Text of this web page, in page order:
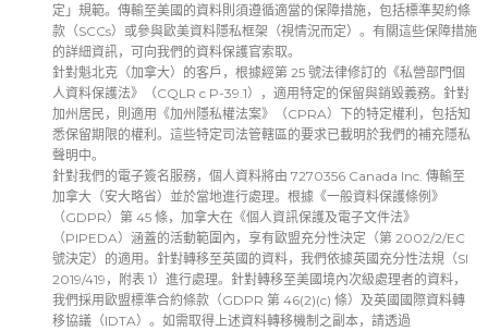
定」規範。傳輸至美國的資料則須遵循適當的保障措施，包括標準契約條
款（SCCs）或參與歐美資料隱私框架（視情況而定）。有關這些保障措施
的詳細資訊，可向我們的資料保護官索取。
針對魁北克（加拿大）的客戶，根據經第 25 號法律修訂的《私營部門個
人資料保護法》（CQLR c P-39.1），適用特定的保留與銷毀義務。針對
加州居民，則適用《加州隱私權法案》（CPRA）下的特定權利，包括知
悉保留期限的權利。這些特定司法管轄區的要求已載明於我們的補充隱私
聲明中。
針對我們的電子簽名服務，個人資料將由 7270356 Canada Inc. 傳輸至
加拿大（安大略省）並於當地進行處理。根據《一般資料保護條例》
（GDPR）第 45 條，加拿大在《個人資訊保護及電子文件法》
（PIPEDA）涵蓋的活動範圍內，享有歐盟充分性決定（第 2002/2/EC
號決定）的適用。針對轉移至英國的資料，我們依據英國充分性法規（SI
2019/419，附表 1）進行處理。針對轉移至美國境內次級處理者的資料，
我們採用歐盟標準合約條款（GDPR 第 46(2)(c) 條）及英國國際資料轉
移協議（IDTA）。如需取得上述資料轉移機制之副本，請透過